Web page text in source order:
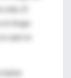
El
riesgo
que se
había